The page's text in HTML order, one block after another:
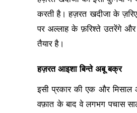
करती है। हज़रत खदीजा के
पर अल्लाह के फ़रिश्ते उतरेंगे
तैयार है।
हज़रत आइशा बिन्ते अबू बक्र
इसी प्रकार की एक और मिसाल
वफ़ात के बाद वे लगभग पचास